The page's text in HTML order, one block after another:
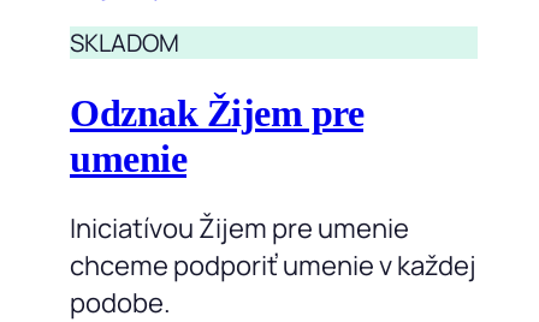
SKLADOM
Odznak Žijem pre
umenie
Iniciatívou Žijem pre umenie
chceme podporiť umenie v každej
podobe.